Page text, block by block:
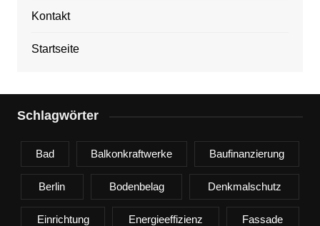
Kontakt
Startseite
Schlagwörter
Bad Balkonkraftwerke Baufinanzierung
Berlin Bodenbelag Denkmalschutz
Einrichtung Energieeffizienz Fassade